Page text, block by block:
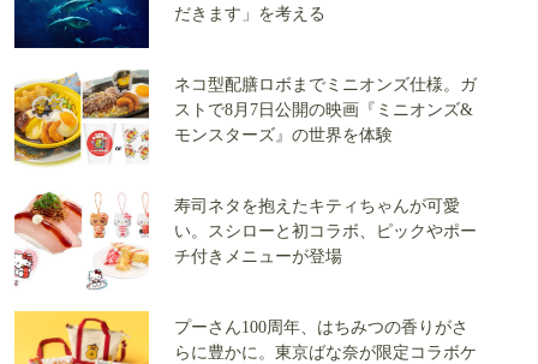
だきます」を考える
ネコ型配膳ロボまでミニオンズ仕様。ガ
ストで8月7日公開の映画『ミニオンズ&
モンスターズ』の世界を体験
寿司ネタを抱えたキティちゃんが可愛
い。スシローと初コラボ、ピックやポー
チ付きメニューが登場
プーさん100周年、はちみつの香りがさ
らに豊かに。東京ばな奈が限定コラボケ